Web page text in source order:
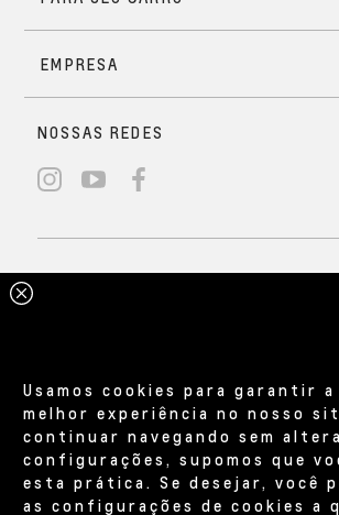
Usamos cookies para garantir a
melhor experiência no nosso
continuar navegando sem
configurações, supomos que
esta prática. Se desejar, você
as configurações de cookies a